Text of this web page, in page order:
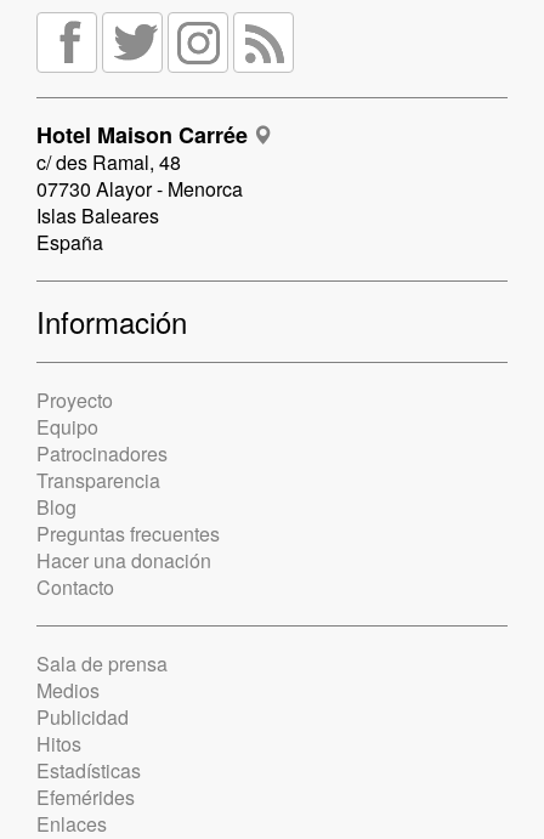
Hotel Maison Carrée
c/ des Ramal, 48
07730 Alayor - Menorca
Islas Baleares
España
Información
Proyecto
Equipo
Patrocinadores
Transparencia
Blog
Preguntas frecuentes
Hacer una donación
Contacto
Sala de prensa
Medios
Publicidad
Hitos
Estadísticas
Efemérides
Enlaces